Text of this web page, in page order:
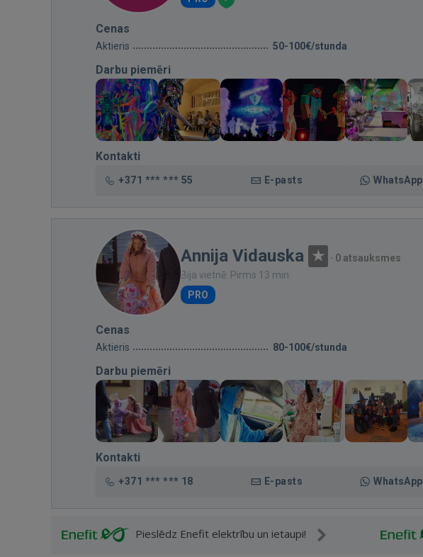
Cenas
Aktieris 50-100€/stunda
Darbu piemēri
Kontakti
+371 *** *** 55 E-pasts WhatsApp
Annija Vidauska · 0 atsauksmes
Bija vietnē: Pirms 13 min.
PRO
Cenas
Aktieris 80-100€/stunda
Darbu piemēri
Kontakti
+371 *** *** 18 E-pasts WhatsApp
Pieslēdz Enefit elektrību un ietaupi!